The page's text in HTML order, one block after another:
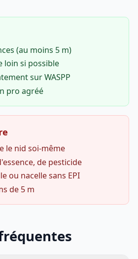
(au moins 5 m)
loin si possible
sur WASPP
pro agréé
le nid soi-même
de pesticide
ou nacelle sans EPI
de 5 m